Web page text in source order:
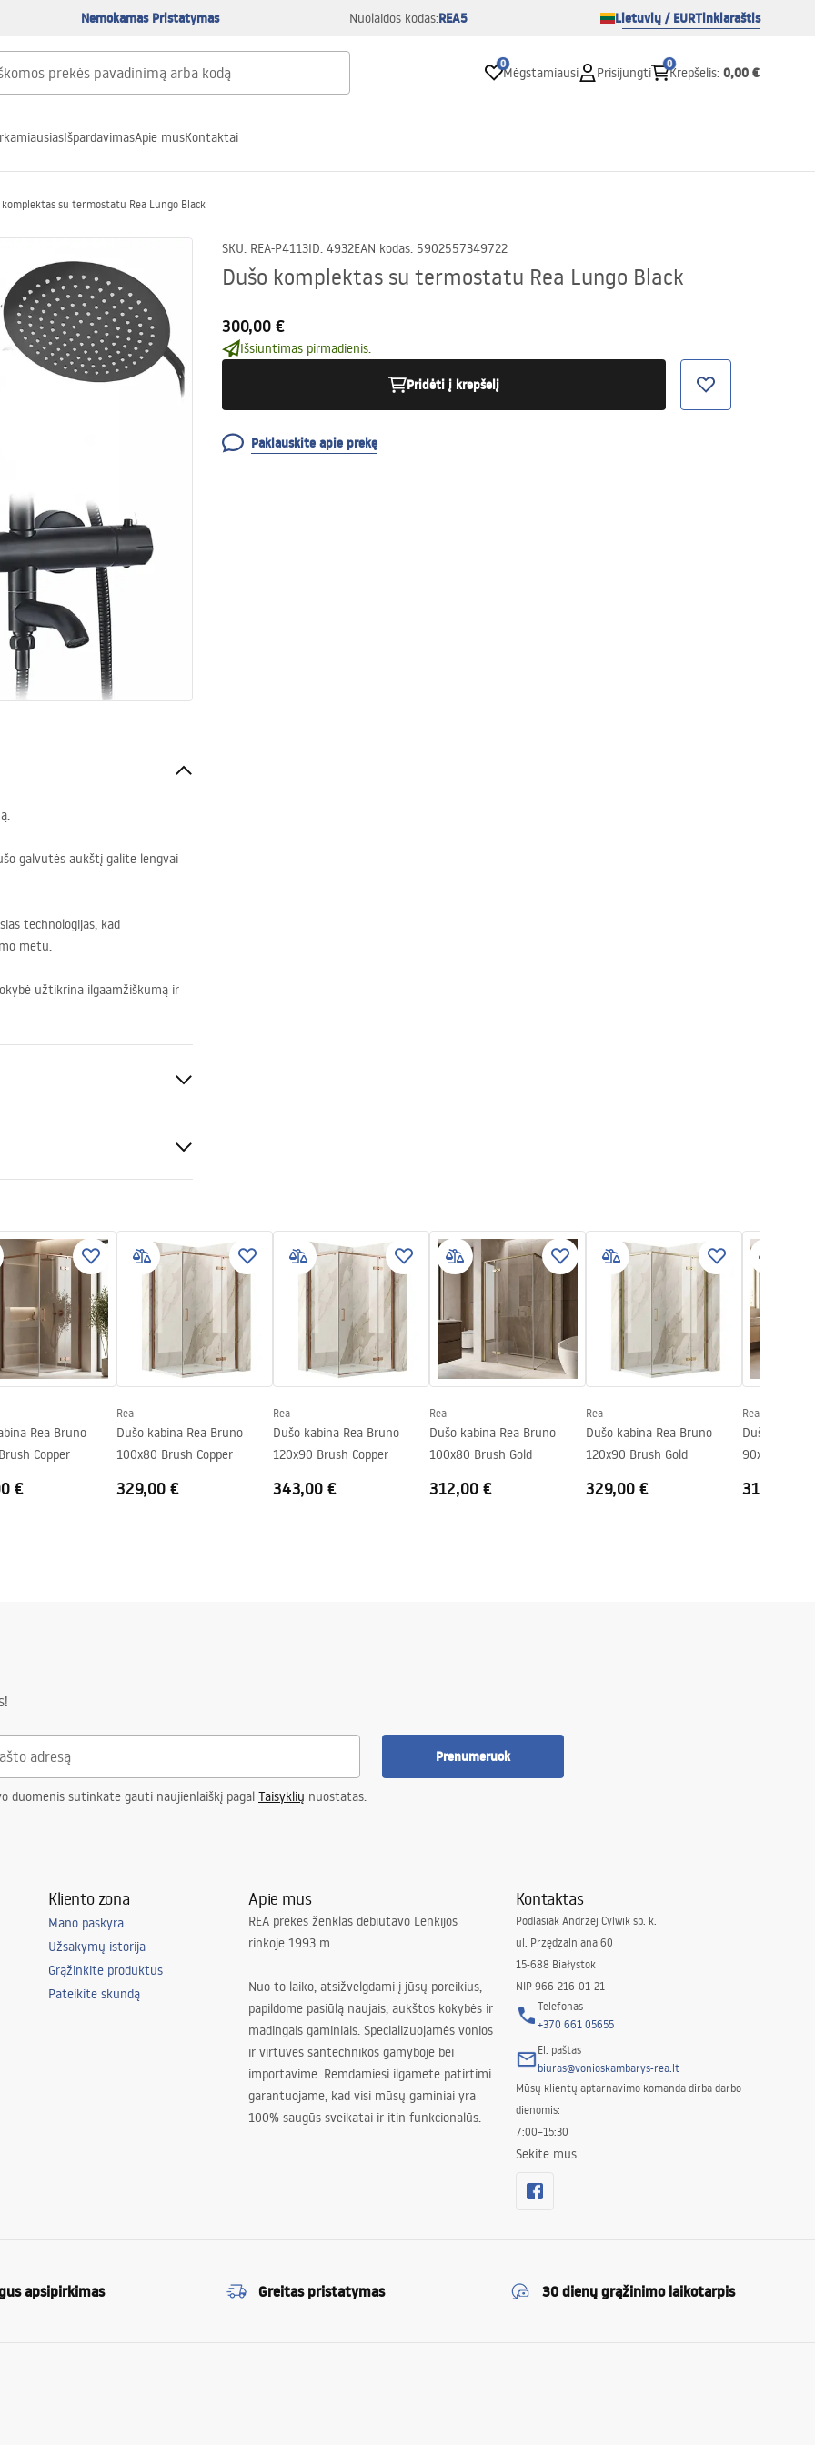
Nemokamas Pristatymas Nuolaidos kodas:REA5 Lietuvių / EURTinklaraštis
0
Mėgstamiausi Prisijungti
0
Krepšelis: 0,00 €
IšpardavimasApie musKontaktai
komplektas su termostatu Rea Lungo Black
SKU: REA-P4113ID: 4932EAN kodas: 5902557349722
Dušo komplektas su termostatu Rea Lungo Black
300,00 €
Išsiuntimas pirmadienis.
Pridėti į krepšelį
Paklauskite apie prekę
galvutės aukštį galite lengvai
technologijas, kad
metu.
užtikrina ilgaamžiškumą ir
_5.pdf
Rea Bruno
Copper
€
Rea
Dušo kabina Rea Bruno
100x80 Brush Copper
329,00 €
Rea
Dušo kabina Rea Bruno
120x90 Brush Copper
343,00 €
Rea
Dušo kabina Rea Bruno
100x80 Brush Gold
312,00 €
Rea
Dušo kabina Rea Bruno
120x90 Brush Gold
329,00 €
Rea
Dušo kabina
90x90 Brush
310,00 €
Prenumeruok
duomenis sutinkate gauti naujienlaiškį pagal Taisyklių nuostatas.
Kliento zona
Mano paskyra
Užsakymų istorija
Grąžinkite produktus
Pateikite skundą
Apie mus
REA prekės ženklas debiutavo Lenkijos
rinkoje 1993 m.
Nuo to laiko, atsižvelgdami į jūsų poreikius,
papildome pasiūlą naujais, aukštos kokybės ir
madingais gaminiais. Specializuojamės vonios
ir virtuvės santechnikos gamyboje bei
importavime. Remdamiesi ilgamete patirtimi
garantuojame, kad visi mūsų gaminiai yra
100% saugūs sveikatai ir itin funkcionalūs.
Kontaktas
Podlasiak Andrzej Cylwik sp. k.
ul. Przędzalniana 60
15-688 Białystok
NIP 966-216-01-21
Telefonas
+370 661 05655
El. paštas
biuras@vonioskambarys-rea.lt
Mūsų klientų aptarnavimo komanda dirba darbo
dienomis:
7:00–15:30
Sekite mus
apsipirkimas Greitas pristatymas 30 dienų grąžinimo laikotarpis